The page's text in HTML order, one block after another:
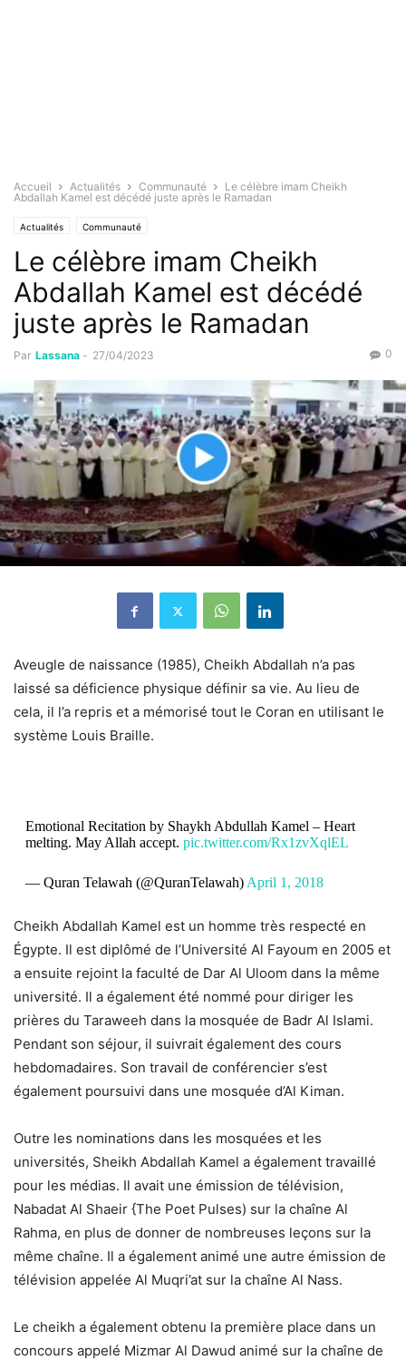
Accueil Actualités Communauté
Le célèbre imam Cheikh
Abdallah Kamel est décédé juste après le Ramadan
Actualités Communauté
Le célèbre imam Cheikh
Abdallah Kamel est décédé
juste après le Ramadan
Par Lassana - 27/04/2023 0
Aveugle de naissance (1985), Cheikh Abdallah n’a pas
laissé sa déficience physique définir sa vie. Au lieu de
cela, il l’a repris et a mémorisé tout le Coran en utilisant le
système Louis Braille.
Emotional Recitation by Shaykh Abdullah Kamel – Heart
melting. May Allah accept. pic.twitter.com/Rx1zvXqlEL
— Quran Telawah (@QuranTelawah) April 1, 2018
Cheikh Abdallah Kamel est un homme très respecté en
Égypte. Il est diplômé de l’Université Al Fayoum en 2005 et
a ensuite rejoint la faculté de Dar Al Uloom dans la même
université. Il a également été nommé pour diriger les
prières du Taraweeh dans la mosquée de Badr Al Islami.
Pendant son séjour, il suivrait également des cours
hebdomadaires. Son travail de conférencier s’est
également poursuivi dans une mosquée d’Al Kiman.
Outre les nominations dans les mosquées et les
universités, Sheikh Abdallah Kamel a également travaillé
pour les médias. Il avait une émission de télévision,
Nabadat Al Shaeir {The Poet Pulses) sur la chaîne Al
Rahma, en plus de donner de nombreuses leçons sur la
même chaîne. Il a également animé une autre émission de
télévision appelée Al Muqri’at sur la chaîne Al Nass.
Le cheikh a également obtenu la première place dans un
concours appelé Mizmar Al Dawud animé sur la chaîne de